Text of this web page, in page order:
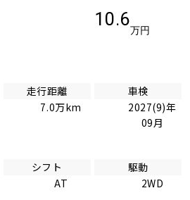
10.6
万円
走行距離
7.0万km
車検
2027(9)年
09月
シフト
AT
駆動
2WD